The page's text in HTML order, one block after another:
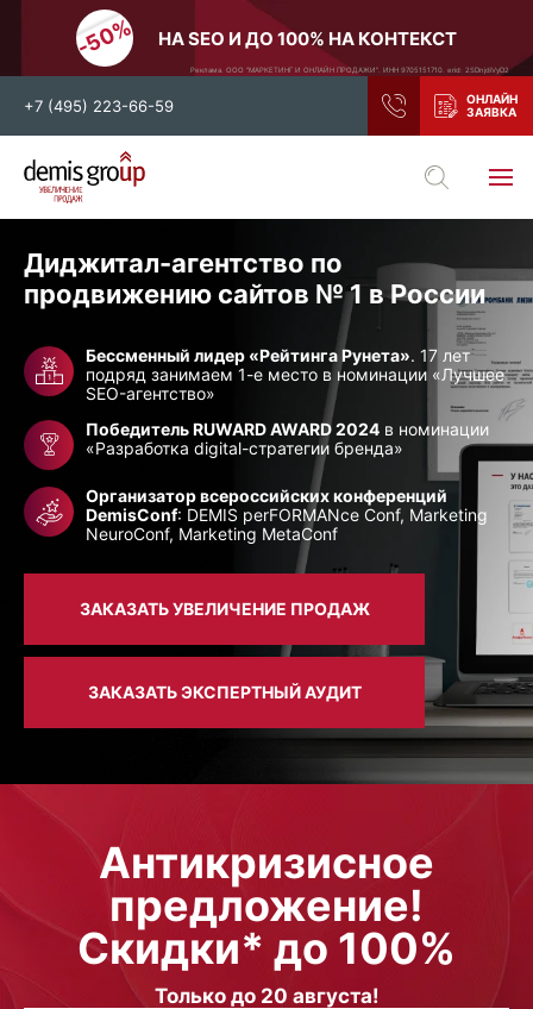
НА SEO И ДО 100% НА КОНТЕКСТ
Реклама. ООО "МАРКЕТИНГ И ОНЛАЙН ПРОДАЖИ". ИНН 9705151710. erid: 2SDnjdiVyD2
+7 (495) 223-66-59
Выберите свой город
Нижний Новгород
Тамбов
Тула
Новосибирск
Екатеринбург
Самара
Ростов-на-Дону
Казань
и все регионы РФ
Диджитал-агентство по
продвижению сайтов № 1 в России
Бессменный лидер «Рейтинга Рунета». 17 лет
подряд занимаем 1-е место в номинации «Лучшее
SEO-агентство»
Победитель RUWARD AWARD 2024 в номинации
«Разработка digital-стратегии бренда»
Организатор всероссийских конференций
DemisConf: DEMIS perFORMANce Conf, Marketing
NeuroConf, Marketing MetaConf
ЗАКАЗАТЬ УВЕЛИЧЕНИЕ ПРОДАЖ
ЗАКАЗАТЬ ЭКСПЕРТНЫЙ АУДИТ
Антикризисное
предложение!
Скидки* до 100%
Только до 20 августа!